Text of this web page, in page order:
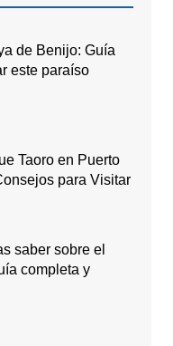
de Benijo: Guía
este paraíso
Taoro en Puerto
para Visitar
saber sobre el
completa y